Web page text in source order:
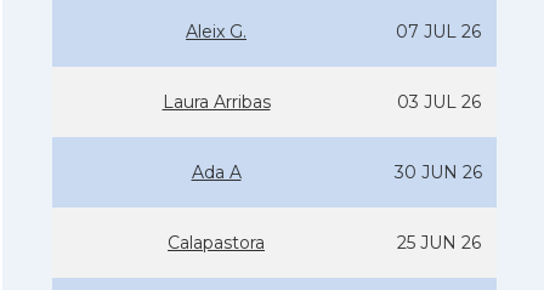
Aleix G. 07 JUL 26
Laura Arribas 03 JUL 26
Ada A 30 JUN 26
Calapastora 25 JUN 26